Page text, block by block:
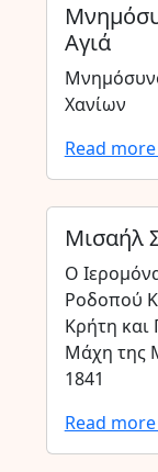
Αγιά
Χανίων
Read more
Μισαήλ
Ο
Ροδοπού
Κρήτη
Μάχη της
1841
Read more